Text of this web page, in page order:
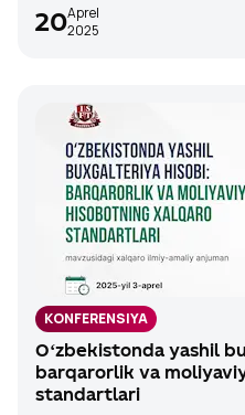
20Aprel
2025
KONFERENSIYA
Oʻzbekistonda yashil
barqarorlik va
standartlari